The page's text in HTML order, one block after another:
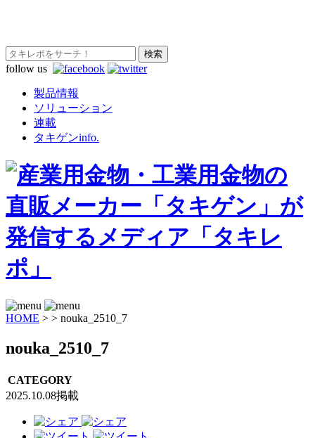
follow us
製品情報
ソリューション
連載
タキゲンinfo.
HOME > > nouka_2510_7
nouka_2510_7
CATEGORY
2025.10.08掲載